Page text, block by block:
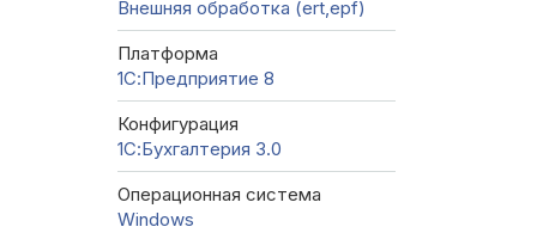
Внешняя обработка (ert,epf)
Платформа
1С:Предприятие 8
Конфигурация
1С:Бухгалтерия 3.0
Операционная система
Windows